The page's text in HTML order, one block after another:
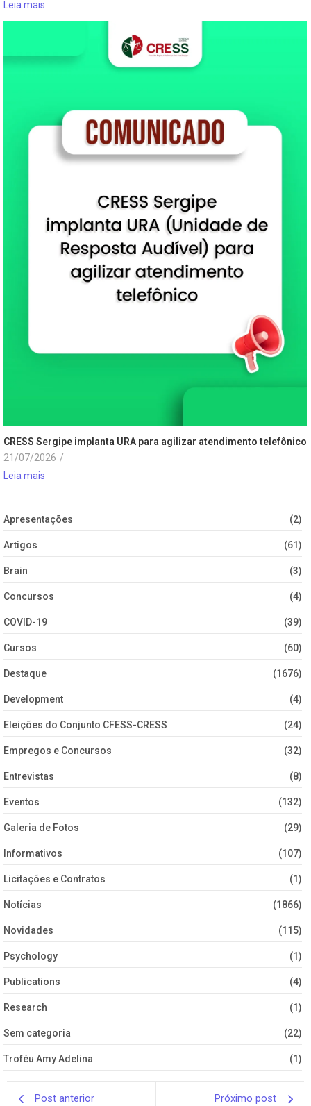
Leia mais
CRESS Sergipe implanta URA para agilizar atendimento telefônico
21/07/2026 /
Leia mais
Apresentações (2)
Artigos (61)
Brain (3)
Concursos (4)
COVID-19 (39)
Cursos (60)
Destaque (1676)
Development (4)
Eleições do Conjunto CFESS-CRESS (24)
Empregos e Concursos (32)
Entrevistas (8)
Eventos (132)
Galeria de Fotos (29)
Informativos (107)
Licitações e Contratos (1)
Notícias (1866)
Novidades (115)
Psychology (1)
Publications (4)
Research (1)
Sem categoria (22)
Troféu Amy Adelina (1)
Post anterior Próximo post